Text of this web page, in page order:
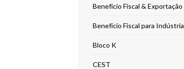
Benefício Fiscal & Exportação
Benefício Fiscal para Indústria
Bloco K
CEST